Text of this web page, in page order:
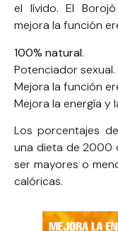
el lívido. El
mejora la función
100% natural.
Potenciador sexual.
Mejora la función
Mejora la energía y
Los porcentajes
una dieta de 2000
ser mayores o
calóricas.